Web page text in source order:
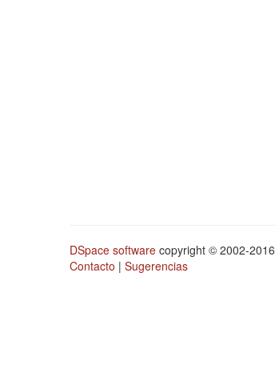
DSpace software copyright © 2002-2016
Contacto | Sugerencias